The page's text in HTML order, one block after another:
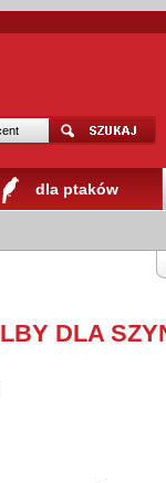
dla ptaków
DLA